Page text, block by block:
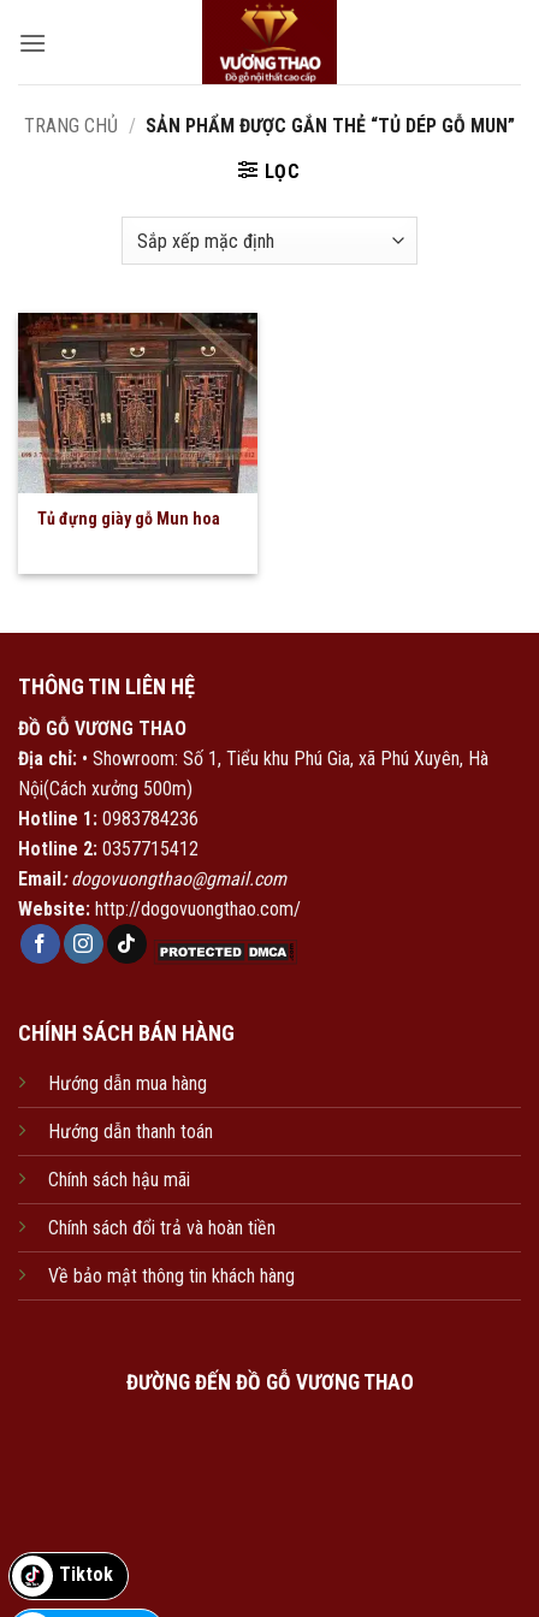
qua
TRANG CHỦ / SẢN PHẨM ĐƯỢC GẮN THẺ “TỦ DÉP GỖ MUN”
LỌC
Tủ đựng giày gỗ Mun hoa
THÔNG TIN LIÊN HỆ
ĐỒ GỖ VƯƠNG THAO
Địa chỉ: • Showroom: Số 1, Tiểu khu Phú Gia, xã Phú Xuyên, Hà
Nội(Cách xưởng 500m)
Hotline 1: 0983784236
Hotline 2: 0357715412
Email :dogovuongthao@gmail.com
Website: http://dogovuongthao.com/
CHÍNH SÁCH BÁN HÀNG
Hướng dẫn mua hàng
Hướng dẫn thanh toán
Chính sách hậu mãi
Chính sách đổi trả và hoàn tiền
Về bảo mật thông tin khách hàng
ĐƯỜNG ĐẾN ĐỒ GỖ VƯƠNG THAO
Tiktok